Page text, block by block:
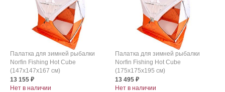
Палатка для зимней рыбалки
Norfin Fishing Hot Cube
(147x147x167 см)
13 155 ₽
Нет в наличии
Палатка для зимней рыбалки
Norfin Fishing Hot Cube
(175x175x195 см)
13 495 ₽
Нет в наличии